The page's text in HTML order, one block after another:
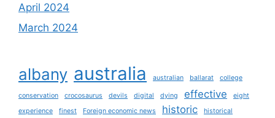
April 2024
March 2024
albany australia australian ballarat college
conservation crocosaurus devils digital dying effective
eight
experience
finest Foreign economic news historic historical